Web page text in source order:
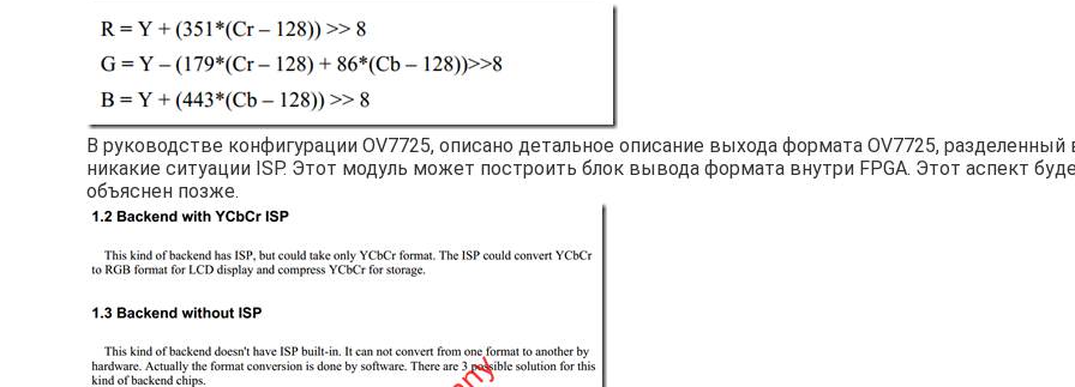
В руководстве конфигурации OV7725, описано детальное описание выхода формата OV7725, разделенный
никакие ситуации ISP. Этот модуль может построить блок вывода формата внутри FPGA. Этот аспект
объяснен позже.